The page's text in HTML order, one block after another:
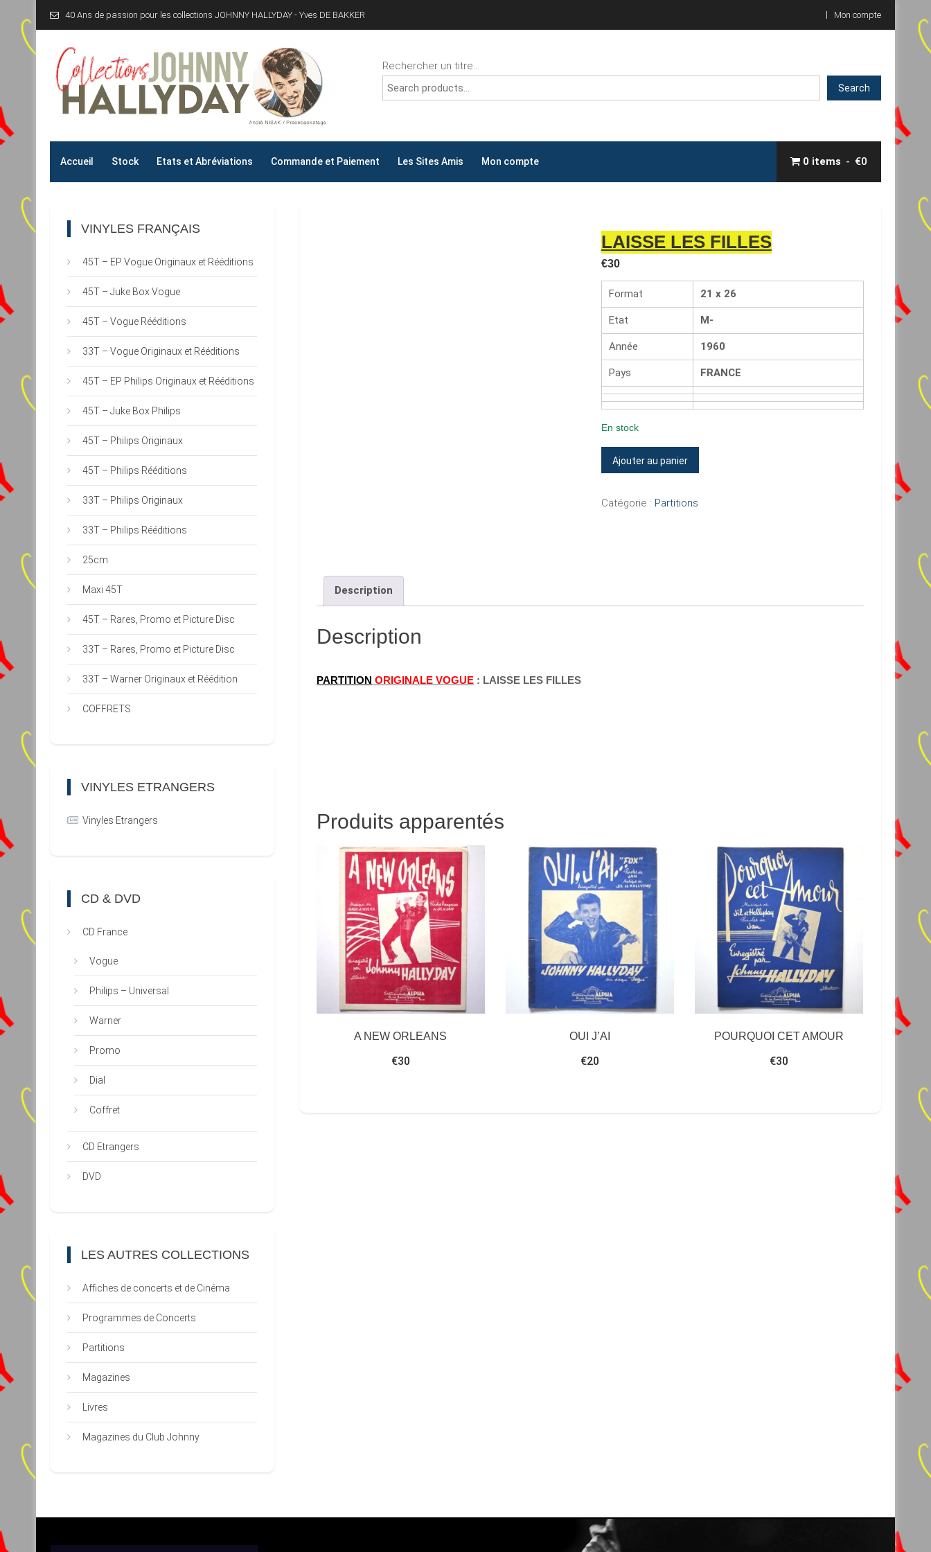
to
content
40 Ans de passion pour les collections JOHNNY HALLYDAY - Yves DE BAKKER Mon compte
Collections JOHNNY HALLYDAY
Rechercher un titre...
Search
Accueil Stock Etats et Abréviations Commande et Paiement Les Sites Amis Mon compte 0 items €0
LAISSE LES FILLES
€30
Format 21 x 26
Etat M-
Année 1960
Pays FRANCE
En stock
quantité
de
Ajouter au panier
Catégorie : Partitions
Description
Description
PARTITION ORIGINALE VOGUE : LAISSE LES FILLES
Produits apparentés
A NEW ORLEANS
€30
OUI J’AI
€20
POURQUOI CET AMOUR
€30
VINYLES FRANÇAIS
45T – EP Vogue Originaux et Rééditions
45T – Juke Box Vogue
45T – Vogue Rééditions
33T – Vogue Originaux et Rééditions
45T – EP Philips Originaux et Rééditions
45T – Juke Box Philips
45T – Philips Originaux
45T – Philips Rééditions
33T – Philips Originaux
33T – Philips Rééditions
25cm
Maxi 45T
45T – Rares, Promo et Picture Disc
33T – Rares, Promo et Picture Disc
33T – Warner Originaux et Réédition
COFFRETS
VINYLES ETRANGERS
Vinyles Etrangers
CD & DVD
CD France
Vogue
Philips – Universal
Warner
Promo
Dial
Coffret
CD Etrangers
DVD
LES AUTRES COLLECTIONS
Affiches de concerts et de Cinéma
Programmes de Concerts
Partitions
Magazines
Livres
Magazines du Club Johnny